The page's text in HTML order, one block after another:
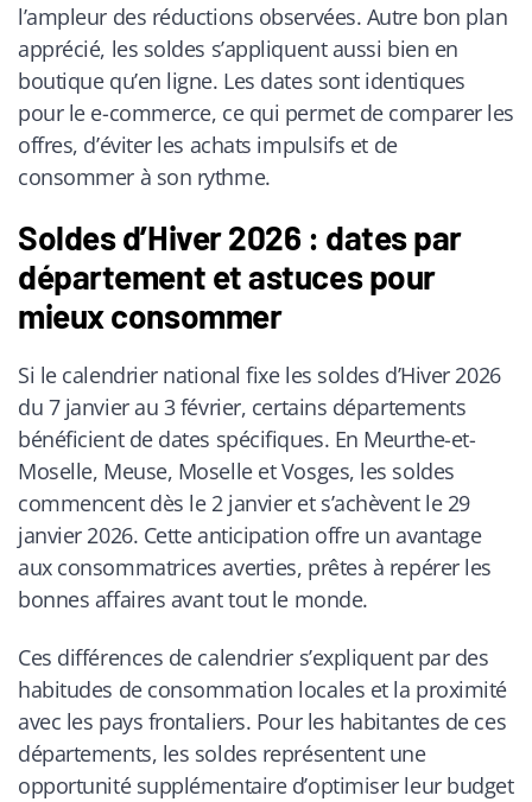
l’ampleur des réductions observées. Autre bon plan
apprécié, les soldes s’appliquent aussi bien en
boutique qu’en ligne. Les dates sont identiques
pour le e-commerce, ce qui permet de comparer les
offres, d’éviter les achats impulsifs et de
consommer à son rythme.
Soldes d’Hiver 2026 : dates par
département et astuces pour
mieux consommer
Si le calendrier national fixe les soldes d’Hiver 2026
du 7 janvier au 3 février, certains départements
bénéficient de dates spécifiques. En Meurthe-et-
Moselle, Meuse, Moselle et Vosges, les soldes
commencent dès le 2 janvier et s’achèvent le 29
janvier 2026. Cette anticipation offre un avantage
aux consommatrices averties, prêtes à repérer les
bonnes affaires avant tout le monde.
Ces différences de calendrier s’expliquent par des
habitudes de consommation locales et la proximité
avec les pays frontaliers. Pour les habitantes de ces
départements, les soldes représentent une
opportunité supplémentaire d’optimiser leur budget